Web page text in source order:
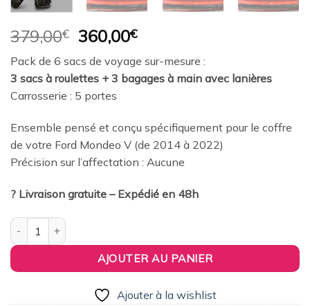
379,00€ Le
prix
initial
était :
379,00€.
360,00€Le
actuel
est :
Pack de 6 sacs de voyage sur-mesure :
3 sacs à roulettes + 3 bagages à main avec lanières
Carrosserie : 5 portes
Ensemble pensé et conçu spécifiquement pour le coffre
de votre Ford Mondeo V (de 2014 à 2022)
Précision sur l’affectation : Aucune
? Livraison gratuite – Expédié en 48h
quantité de Pack de 6 sacs de voyage sur-mesure pour Ford
AJOUTER AU PANIER
Ajouter à la wishlist